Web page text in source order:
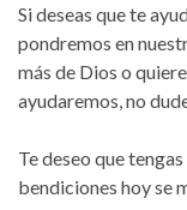
Si deseas que te
pondremos en
más de Dios o
ayudaremos, no
Te deseo que
bendiciones hoy se